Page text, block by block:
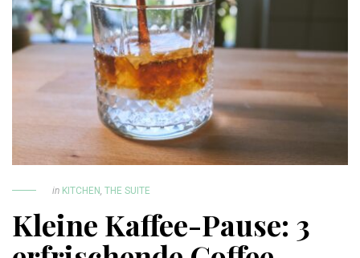
in KITCHEN, THE SUITE
Kleine Kaffee-Pause: 3